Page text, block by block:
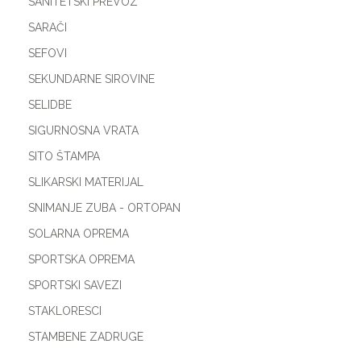
SARAČI
SEFOVI
SEKUNDARNE SIROVINE
SELIDBE
SIGURNOSNA VRATA
SITO ŠTAMPA
SLIKARSKI MATERIJAL
SNIMANJE ZUBA - ORTOPAN
SOLARNA OPREMA
SPORTSKA OPREMA
SPORTSKI SAVEZI
STAKLORESCI
STAMBENE ZADRUGE